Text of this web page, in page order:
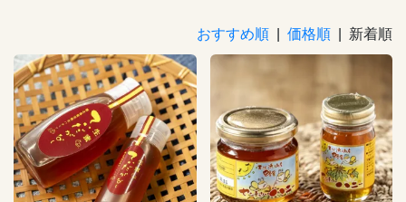
おすすめ順 価格順 | 新着順